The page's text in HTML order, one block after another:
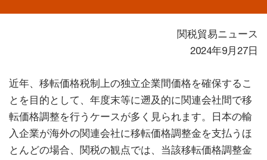
関税貿易ニュース
2024年9月27日
近年、移転価格税制上の独立企業間価格を確保するこ
とを目的として、年度末等に遡及的に関連会社間で移
転価格調整を行うケースが多く見られます。日本の輸
入企業が海外の関連会社に移転価格調整金を支払うほ
とんどの場合、関税の観点では、当該移転価格調整金